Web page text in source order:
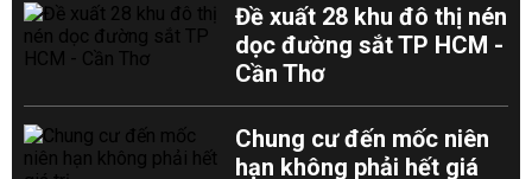
Đề xuất 28 khu đô thị nén
dọc đường sắt TP HCM -
Cần Thơ
Chung cư đến mốc niên
hạn không phải hết giá